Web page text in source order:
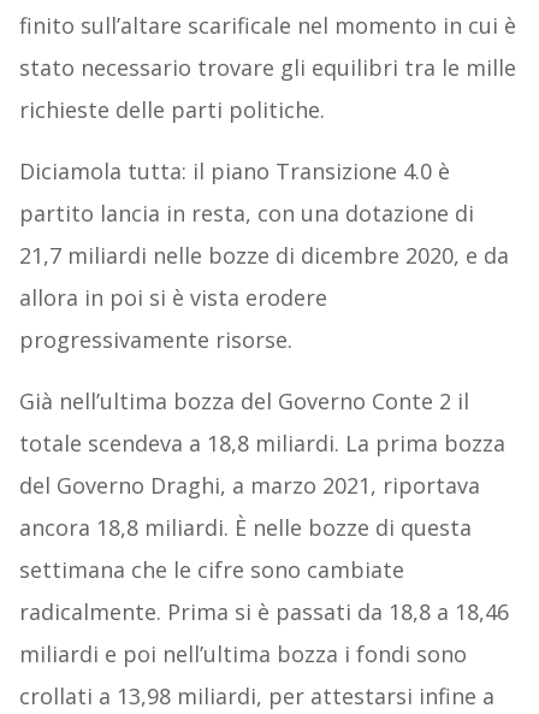
finito sull’altare scarificale nel momento in cui è
stato necessario trovare gli equilibri tra le mille
richieste delle parti politiche.
Diciamola tutta: il piano Transizione 4.0 è
partito lancia in resta, con una dotazione di
21,7 miliardi nelle bozze di dicembre 2020, e da
allora in poi si è vista erodere
progressivamente risorse.
Già nell’ultima bozza del Governo Conte 2 il
totale scendeva a 18,8 miliardi. La prima bozza
del Governo Draghi, a marzo 2021, riportava
ancora 18,8 miliardi. È nelle bozze di questa
settimana che le cifre sono cambiate
radicalmente. Prima si è passati da 18,8 a 18,46
miliardi e poi nell’ultima bozza i fondi sono
crollati a 13,98 miliardi, per attestarsi infine a